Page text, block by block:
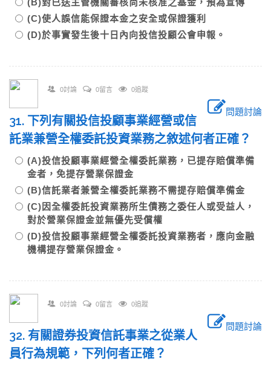
(B)對已送主管機關審核尚未核准之基金，預為宣傳
(C)使人誤信能保證本金之安全或保證獲利
(D)於事實發生後十日內向投信投顧公會申報。
0討論 0留言 0追蹤
問題討論
31. 下列有關投信投顧事業經營或信
託業兼營全權委託投資業務之敘述何者正確？
(A)投信投顧事業經營全權委託業務，已提存賠償準備
金者，免提存營業保證金
(B)信託業者兼營全權委託業務不需提存賠償準備金
(C)因全權委託投資業務所生債務之委任人或受益人，
對於營業保證金並無優先受償權
(D)投信投顧事業經營全權委託投資業務者，應向金融
機構提存營業保證金。
0討論 0留言 0追蹤
問題討論
32. 有關證券投資信託事業之從業人
員行為規範，下列何者正確？